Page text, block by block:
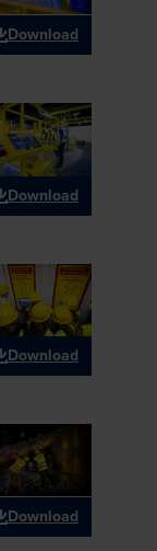
Download
Download
Download
Download